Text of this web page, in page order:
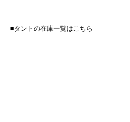
■タントの在庫一覧はこちら